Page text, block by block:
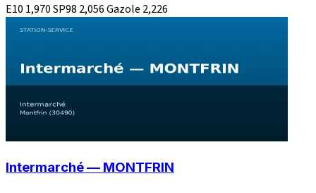
E10 1,970SP98 2,056Gazole 2,226
Intermarché — MONTFRIN